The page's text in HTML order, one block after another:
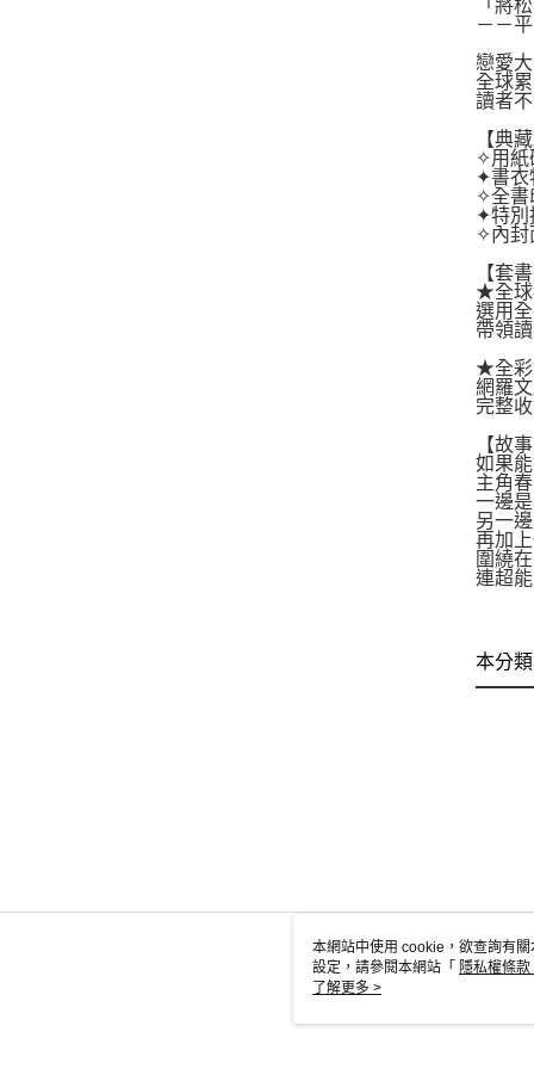
「將
－－
戀愛
全球
讀者
【典
✧用紙
✦書衣
✧全書
✦特別
✧內封
【套
★全球
選用
帶領
★全彩
網羅
完整
【故
如果
主角
一邊
另一
再加
圍繞
連超
本分
本網站中使用 cookie，欲查詢有
設定，請參閱本網站「 隱私權條款
使用 cookie。
了解更多 >